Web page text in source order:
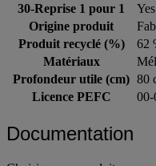
30-Reprise 1 pour 1
Yes
Origine produit
Produit recyclé (%)
62
Matériaux
Profondeur utile (cm) 80
Licence PEFC
00-
Documentation